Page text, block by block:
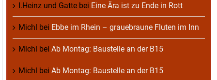
I.Heinz und Gatte bei Eine Ära ist zu Ende in Rott
Michl bei Ebbe im Rhein – grauebraune Fluten im Inn
Michl bei Ab Montag: Baustelle an der B15
Michl bei Ab Montag: Baustelle an der B15